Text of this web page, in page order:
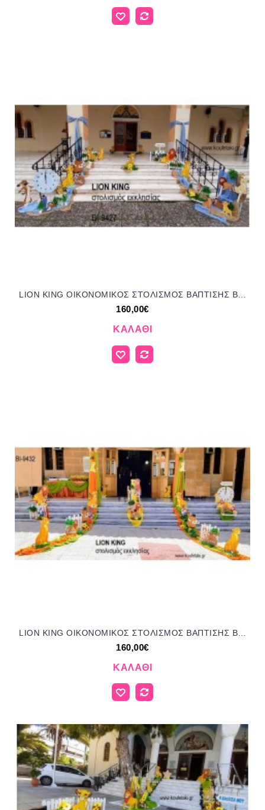
LION KING ΟΙΚΟΝΟΜΙΚΟΣ ΣΤΟΛΙΣΜΟΣ ΒΑΠΤΙΣΗΣ ΒΙ-9427 από 160.00€!!!
160,00€
ΚΑΛΆΘΙ
160,00€
ΚΑΛΆΘΙ